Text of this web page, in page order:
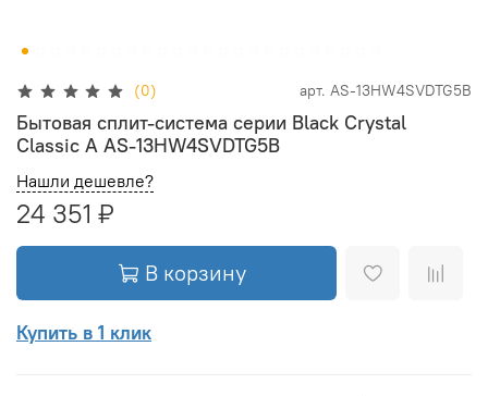
(0) арт. AS-13HW4SVDTG5В
Бытовая сплит-система серии Black Crystal
Classic A AS-13HW4SVDTG5В
Нашли дешевле?
24 351 ₽
В корзину
Купить в 1 клик